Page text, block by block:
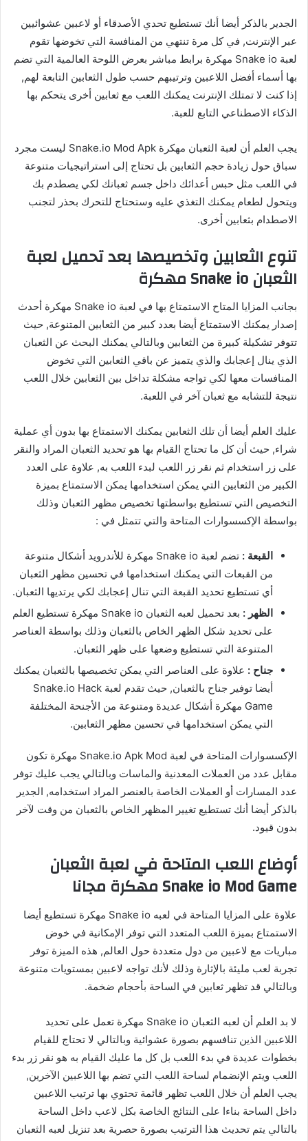
الجدير بالذكر أيضا أنك تستطيع تحدي الأصدقاء أو لاعبين عشوائيين
عبر الإنترنت, في كل مرة تنتهي من المنافسة التي تخوضها تقوم
لعبة Snake io مهكرة برابط مباشر بعرض اللوحة العالمية التي تضم
بها أسماء أفضل اللاعبين وترتيبهم حسب طول الثعابين التابعة لهم,
إذا كنت لا تمتلك الإنترنت يمكنك اللعب مع ثعابين أخرى يتحكم بها
الذكاء الاصطناعي التابع للعبة.
يجب العلم أن لعبة الثعبان مهكرة Snake.io Mod Apk ليست مجرد
سباق حول زيادة حجم الثعابين بل تحتاج إلى استراتيجيات متنوعة
في اللعب مثل حبس أعدائك داخل جسم ثعبانك لكي يصطدم بك
ويتحول لطعام يمكنك التغذي عليه وستحتاج للتحرك بحذر لتجنب
الاصطدام بثعابين أخرى.
تنوع الثعابين وتخصيصها بعد تحميل لعبة
الثعبان Snake io مهكرة
بجانب المزايا المتاح الاستمتاع بها في لعبة Snake io مهكرة أحدث
إصدار يمكنك الاستمتاع أيضا بعدد كبير من الثعابين المتنوعة, حيث
تتوفر تشكيلة كبيرة من الثعابين وبالتالي يمكنك البحث عن الثعبان
الذي ينال إعجابك والذي يتميز عن باقي الثعابين التي تخوض
المنافسات معها لكي تواجه مشكلة تداخل بين الثعابين خلال اللعب
نتيجة للتشابه مع ثعبان آخر في اللعبة.
عليك العلم أيضا أن تلك الثعابين يمكنك الاستمتاع بها بدون أي عملية
شراء, حيث أن كل ما تحتاج القيام بها هو تحديد الثعبان المراد والنقر
على زر استخدام ثم نقر زر اللعب لبدء اللعب به, علاوة على العدد
الكبير من الثعابين التي يمكن استخدامها يمكن الاستمتاع بميزة
التخصيص التي تستطيع بواسطتها تخصيص مظهر الثعبان وذلك
بواسطة الإكسسوارات المتاحة والتي تتمثل في :
القبعة :
تضم لعبة Snake io مهكرة للأندرويد أشكال متنوعة
من القبعات التي يمكنك استخدامها في تحسين مظهر الثعبان
أي تستطيع تحديد القبعة التي تنال إعجابك لكي يرتديها الثعبان.
الظهر :
بعد تحميل لعبه الثعبان Snake io مهكرة تستطيع العلم
على تحديد شكل الظهر الخاص بالثعبان وذلك بواسطة العناصر
المتنوعة التي تستطيع وضعها على ظهر الثعبان.
جناح : علاوة على العناصر التي يمكن تخصيصها بالثعبان يمكنك
أيضا توفير جناح بالثعبان, حيث تقدم لعبة Snake.io Hack
Game مهكرة أشكال عديدة ومتنوعة من الأجنحة المختلفة
التي يمكن استخدامها في تحسين مظهر الثعابين.
الإكسسوارات المتاحة في لعبة Snake.io Apk Mod مهكرة تكون
مقابل عدد من العملات المعدنية والماسات وبالتالي يجب عليك توفر
عدد المسارات أو العملات الخاصة بالعنصر المراد استخدامه, الجدير
بالذكر أيضا أنك تستطيع تغيير المظهر الخاص بالثعبان من وقت لآخر
بدون قيود.
أوضاع اللعب المتاحة في لعبة الثعبان
Snake io Mod Game مهكرة مجانا
علاوة على المزايا المتاحة في لعبه Snake io مهكرة تستطيع أيضا
الاستمتاع بميزة اللعب المتعدد التي توفر الإمكانية في خوض
مباريات مع لاعبين من دول متعددة حول العالم, هذه الميزة توفر
تجربة لعب مليئة بالإثارة وذلك لأنك تواجه لاعبين بمستويات متنوعة
وبالتالي قد تظهر ثعابين في الساحة بأحجام ضخمة.
لا بد العلم أن لعبه الثعبان Snake io مهكرة تعمل على تحديد
اللاعبين الذين تنافسهم بصورة عشوائية وبالتالي لا تحتاج للقيام
بخطوات عديدة في بدء اللعب بل كل ما عليك القيام به هو نقر زر بدء
اللعب ويتم الإنضمام لساحة اللعب التي تضم بها اللاعبين الآخرين,
يجب العلم أن خلال اللعب تظهر قائمة تحتوي بها ترتيب اللاعبين
داخل الساحة بناءا على النتائج الخاصة بكل لاعب داخل الساحة
بالتالي يتم تحديث هذا الترتيب بصورة حصرية بعد تنزيل لعبه الثعبان